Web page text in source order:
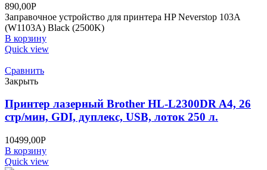
890,00Р
Заправочное устройство для принтера HP Neverstop 103A
(W1103A) Black (2500K)
В корзину
Quick view
Сравнить
Закрыть
Принтер лазерный Brother HL-L2300DR A4, 26
стр/мин, GDI, дуплекс, USB, лоток 250 л.
10499,00Р
В корзину
Quick view